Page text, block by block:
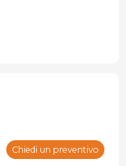
Chiedi un preventivo